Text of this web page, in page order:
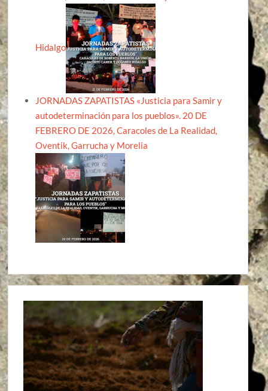
Hidalgo
JORNADAS ZAPATISTAS «Justicia para Samir y
autodeterminación para los pueblos». 20 DE
FEBRERO DE 2026, Caracoles de La Realidad,
Oventik, Garrucha y Morelia